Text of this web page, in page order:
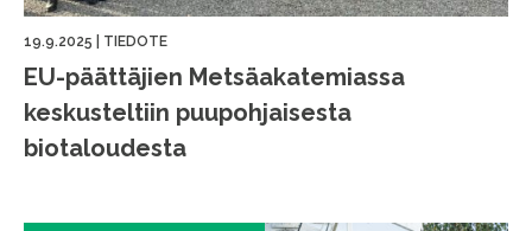
19.9.2025 TIEDOTE
EU-päättäjien Metsäakatemiassa
keskusteltiin puupohjaisesta
biotaloudesta